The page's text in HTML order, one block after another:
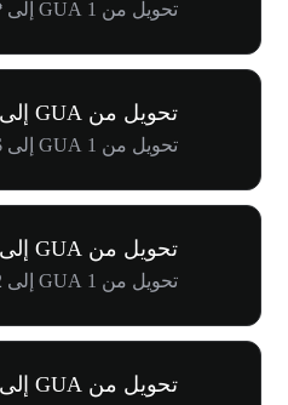
تحويل من 1 GUA إلى ₱2.13
تحويل من GUA إلى AUD
تحويل من 1 GUA إلى $0.0497
تحويل من GUA إلى IDR
تحويل من 1 GUA إلى Rp627.32
تحويل من GUA إلى EUR